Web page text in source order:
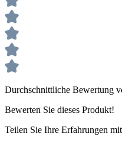
Durchschnittliche Bewertung
Bewerten Sie dieses Produkt!
Teilen Sie Ihre Erfahrungen